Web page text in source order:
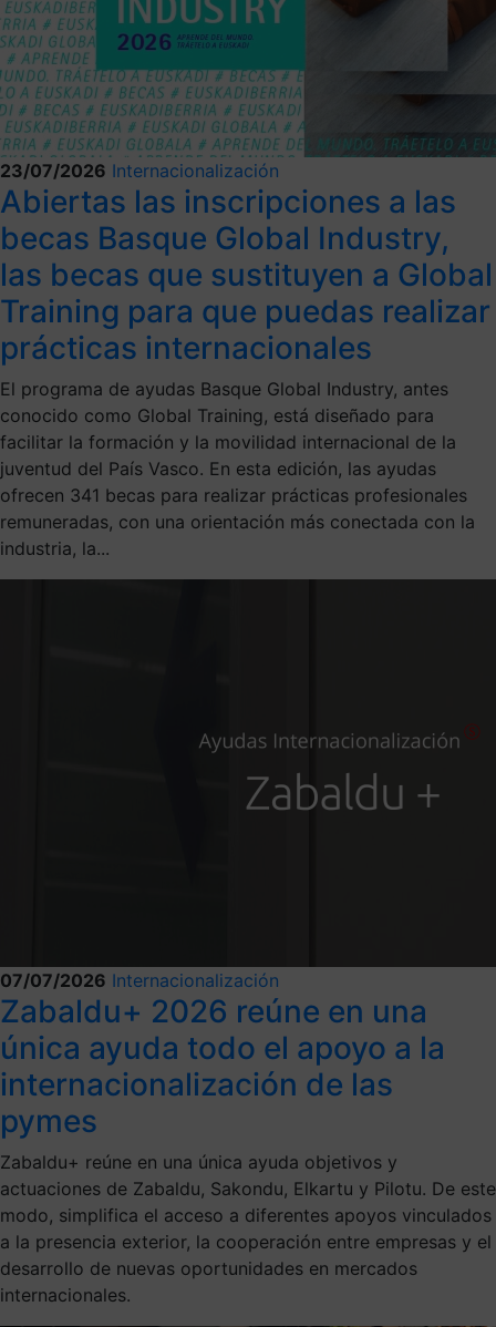
23/07/2026 Internacionalización
Abiertas las inscripciones a las
becas Basque Global Industry,
las becas que sustituyen a Global
Training para que puedas realizar
prácticas internacionales
El programa de ayudas Basque Global Industry, antes
conocido como Global Training, está diseñado para
facilitar la formación y la movilidad internacional de la
juventud del País Vasco. En esta edición, las ayudas
ofrecen 341 becas para realizar prácticas profesionales
remuneradas, con una orientación más conectada con la
industria, la...
07/07/2026 Internacionalización
Zabaldu+ 2026 reúne en una
única ayuda todo el apoyo a la
internacionalización de las
pymes
Zabaldu+ reúne en una única ayuda objetivos y
actuaciones de Zabaldu, Sakondu, Elkartu y Pilotu. De este
modo, simplifica el acceso a diferentes apoyos vinculados
a la presencia exterior, la cooperación entre empresas y el
desarrollo de nuevas oportunidades en mercados
internacionales.